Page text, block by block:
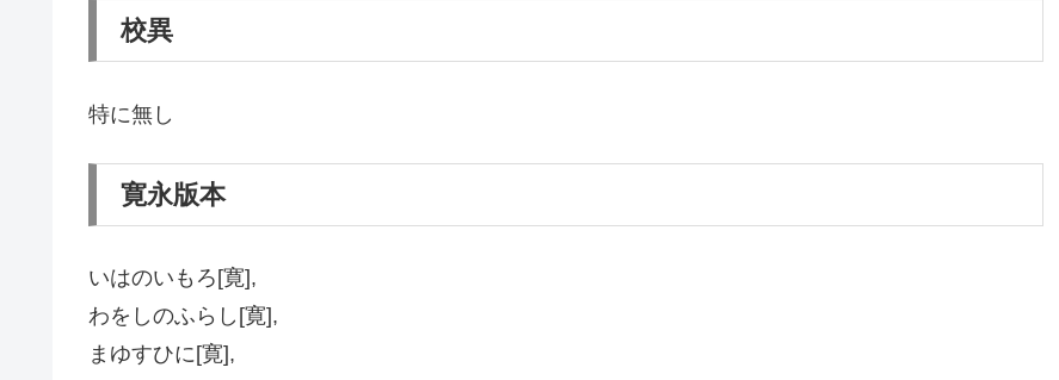
校異
特に無し
寛永版本
いはのいもろ[寛],
わをしのふらし[寛],
まゆすひに[寛],